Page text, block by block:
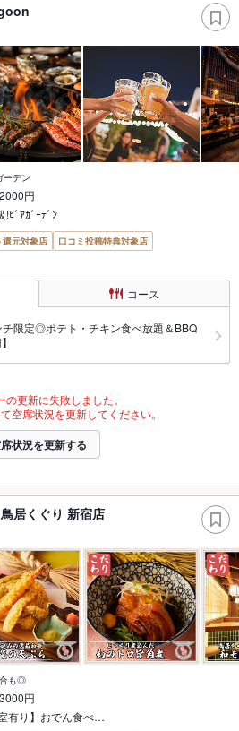
ーデン
円
!ﾋﾞｱｶﾞｰﾃﾞﾝ
還元対象店
口コミ投稿特典対象店
コース
チ限定◎ポテト・チキン食べ放題＆BBQ
の更新に失敗しました。
空席状況を更新してください。
状況を更新する
居くぐり 新宿店
合も◎
円
有り】おでん食べ…